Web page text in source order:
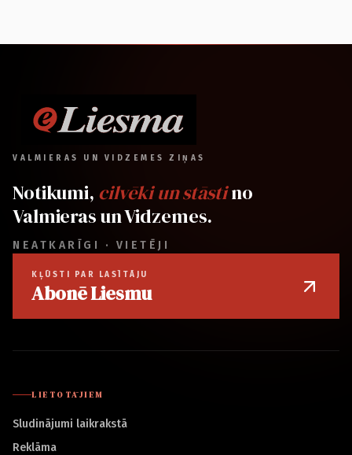
VALMIERAS UN VIDZEMES ZIŅAS
Notikumi, cilvēki un stāstino
Valmieras un Vidzemes.
NEATKARĪGI · VIETĒJI
KĻŪSTI PAR LASĪTĀJU
Abonē Liesmu
LIETOTĀJIEM
Sludinājumi laikrakstā
Reklāma